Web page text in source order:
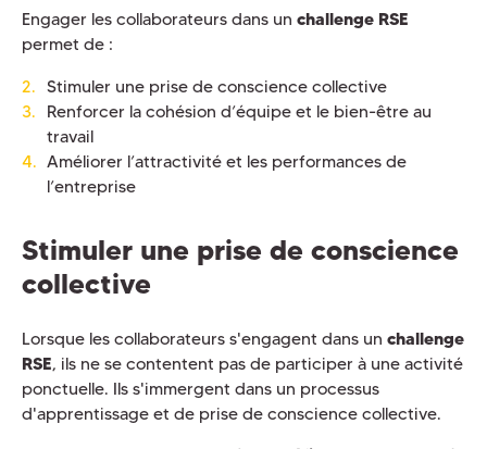
Engager les collaborateurs dans un challenge RSE
permet de :
Stimuler une prise de conscience collective
Renforcer la cohésion d’équipe et le bien-être au
travail
Améliorer l’attractivité et les performances de
l’entreprise
Stimuler une prise de conscience
collective
Lorsque les collaborateurs s'engagent dans un challenge
RSE, ils ne se contentent pas de participer à une activité
ponctuelle. Ils s'immergent dans un processus
d'apprentissage et de prise de conscience collective.